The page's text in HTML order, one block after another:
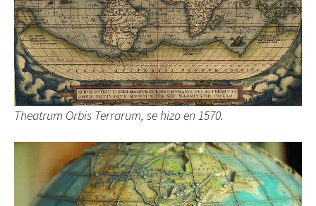
Theatrum Orbis Terrarum, se hizo en 1570.